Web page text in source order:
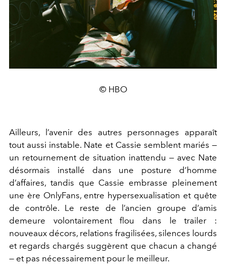
© HBO
Ailleurs, l’avenir des autres personnages apparaît
tout aussi instable. Nate et Cassie semblent mariés —
un retournement de situation inattendu — avec Nate
désormais installé dans une posture d’homme
d’affaires, tandis que Cassie embrasse pleinement
une ère OnlyFans, entre hypersexualisation et quête
de contrôle. Le reste de l’ancien groupe d’amis
demeure volontairement flou dans le trailer :
nouveaux décors, relations fragilisées, silences lourds
et regards chargés suggèrent que chacun a changé
— et pas nécessairement pour le meilleur.